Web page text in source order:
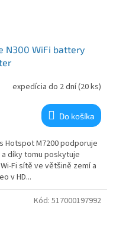
N300 WiFi battery
expedícia do 2 dní(20 ks)
Do košíka
Hotspot M7200 podporuje
a díky tomu poskytuje
Fi sítě ve většině zemí a
v HD...
Kód: 517000197992